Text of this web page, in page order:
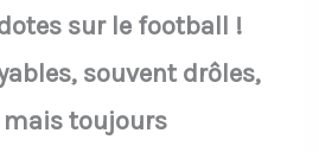
sur le football !
souvent drôles,
toujours